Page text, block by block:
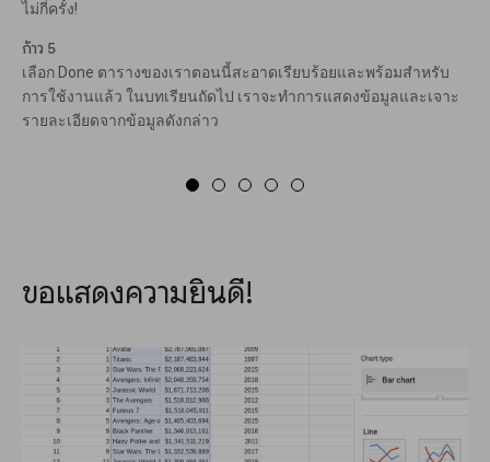
ไม่กี่ครั้ง!
ก้าว 5
เลือก Done ตารางของเราตอนนี้สะอาดเรียบร้อยและพร้อมสำหรับ
การใช้งานแล้ว ในบทเรียนถัดไป เราจะทำการแสดงข้อมูลและเจาะ
รายละเอียดจากข้อมูลดังกล่าว
ขอแสดงความยินดี!